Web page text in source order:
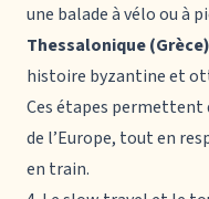
une balade à vélo ou à
Thessalonique (Grèce)
histoire byzantine et
Ces étapes permettent
de l’Europe, tout en
en train.